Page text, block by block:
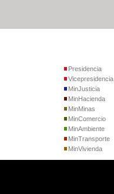
Presidencia
Vicepresidencia
MinJusticia
MinHacienda
MinMinas
MinComercio
MinAmbiente
MinTransporte
MinVivienda